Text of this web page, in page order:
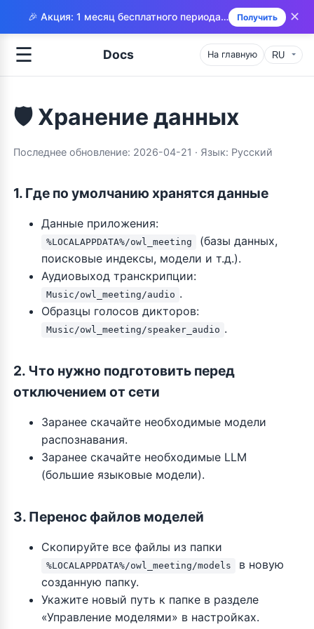
☰ Docs На главную
🛡️ Хранение данных
Последнее обновление: 2026-04-21 · Язык: Русский
1. Где по умолчанию хранятся данные
Данные приложения:
%LOCALAPPDATA%/owl_meeting
(базы данных,
поисковые индексы, модели и т.д.).
Аудиовыход транскрипции:
Music/owl_meeting/audio .
Образцы голосов дикторов:
Music/owl_meeting/speaker_audio .
2. Что нужно подготовить перед
отключением от сети
Заранее скачайте необходимые модели
распознавания.
Заранее скачайте необходимые LLM
(большие языковые модели).
3. Перенос файлов моделей
Скопируйте все файлы из папки
%LOCALAPPDATA%/owl_meeting/models
в новую
созданную папку.
Укажите новый путь к папке в разделе
«Управление моделями» в настройках.
🎉 Акция: 1 месяц бесплатного периода в Microsoft Store! Получить ✕